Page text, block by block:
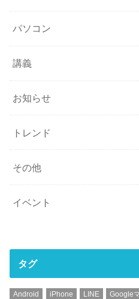
パソコン
講義
お知らせ
トレンド
その他
イベント
タグ
Android iPhone LINE Google